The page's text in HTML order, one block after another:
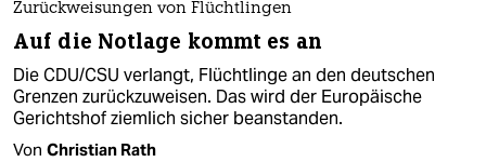
Zurückweisungen von Flüchtlingen
Auf die Notlage kommt es an
Die CDU/CSU verlangt, Flüchtlinge an den deutschen
Grenzen zurückzuweisen. Das wird der Europäische
Gerichtshof ziemlich sicher beanstanden.
Von Christian Rath